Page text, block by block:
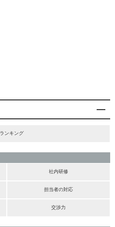
ンキング
社内研修
担当者の対応
交渉力